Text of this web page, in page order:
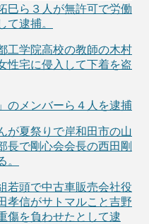
巳ら３人が無許可で労働
て逮捕。
工学院高校の教師の木村
性宅に侵入して下着を盗
のメンバーら４人を逮捕
が夏祭りで岸和田市の山
長で剛心会会長の西田剛
。
若頭で中古車販売会社役
孝信がサトマルこと吉野
傷を負わせたとして逮